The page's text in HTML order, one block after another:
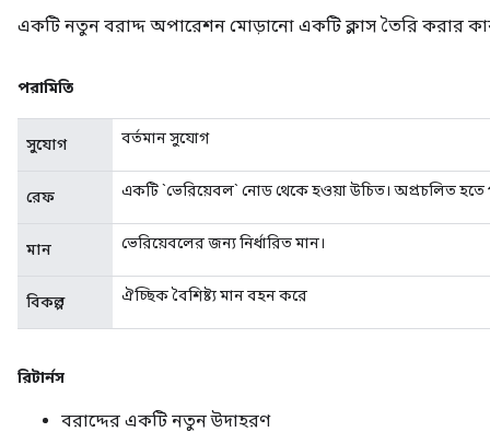
একটি নতুন বরাদ্দ অপারেশন মোড়ানো একটি ক্লাস তৈরি করার
পরামিতি
সুযোগ বর্তমান সুযোগ
রেফ একটি `ভেরিয়েবল` নোড থেকে হওয়া উচিত। অপ্রচলিত হতে
মান ভেরিয়েবলের জন্য নির্ধারিত মান।
বিকল্প ঐচ্ছিক বৈশিষ্ট্য মান বহন করে
রিটার্নস
বরাদ্দের একটি নতুন উদাহরণ